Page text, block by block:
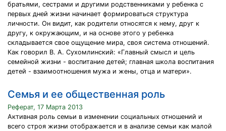
братьями, сестрами и другими родственниками у ребенка с
первых дней жизни начинает формироваться структура
личности. Он видит, как родители относятся к нему, друг к
другу, к окружающим, и на основе этого у ребенка
складывается свое ощущение мира, своя система отношений.
Как говорил В. А. Сухомлинский: «Главный смысл и цель
семейной жизни - воспитание детей; главная школа воспитания
детей - взаимоотношения мужа и жены, отца и матери».
Семья и ее общественная роль
Реферат, 17 Марта 2013
Активная роль семьи в изменении социальных отношений и
всего строя жизни отображается и в анализе семьи как малой